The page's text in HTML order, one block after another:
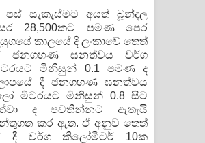
සැකැස්මට අයත් බූන්දල
28,500කට පමණ පෙර
කාලයේ දී ලංකාවේ තෙත්
ජනගහණ ඝනත්වය වර්ග
මිනිසුන් 0.1 පමණ ද
දී ජනගහණ ඝනත්වය
මීටරයට මිනිසුන් 0.8 සිට
ද පවතින්නට ඇතැයි
කර ඇත. ඒ අනුව තෙත්
දී වර්ග කිලෝමීටර් 10ක